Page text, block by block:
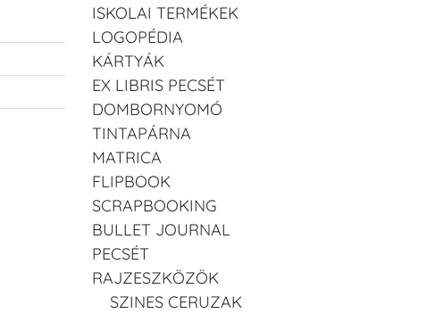
ISKOLAI TERMÉKEK
LOGOPÉDIA
KÁRTYÁK
EX LIBRIS PECSÉT
DOMBORNYOMÓ
TINTAPÁRNA
MATRICA
FLIPBOOK
SCRAPBOOKING
BULLET JOURNAL
PECSÉT
RAJZESZKÖZÖK
SZINES CERUZAK